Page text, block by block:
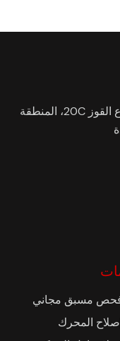
أوتو إكسبرت ورش، مستودع #S2، شارع القوز 20C، المنطقة
مسبق مجاني
المحرك